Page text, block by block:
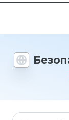
Как бы
этот
1 до 5?